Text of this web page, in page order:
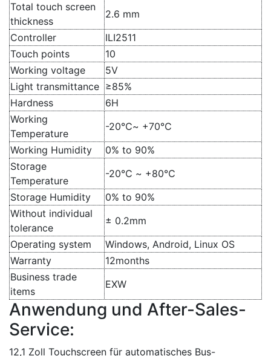
Total touch screen
thickness
2.6 mm
Controller
ILI2511
Touch points
10
Working voltage
5V
Light transmittance ≥85%
Hardness
6H
Working
Temperature
-20℃~ +70℃
Working Humidity
0% to 90%
Storage
Temperature
-20℃ ~ +80℃
Storage Humidity
0% to 90%
Without individual
tolerance
± 0.2mm
Operating system
Windows, Android, Linux OS
Warranty
12months
Business trade
items
EXW
Anwendung und After-Sales-
Service:
12,1 Zoll Touchscreen für automatisches Bus-